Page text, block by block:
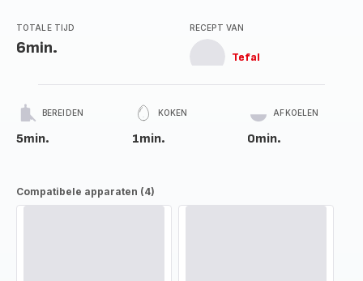
TOTALE TIJD
6min.
RECEPT VAN
Tefal
BEREIDEN
5min.
KOKEN
1min.
AFKOELEN
0min.
Compatibele apparaten (4)